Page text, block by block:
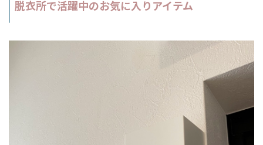
脱衣所で活躍中のお気に入りアイテム